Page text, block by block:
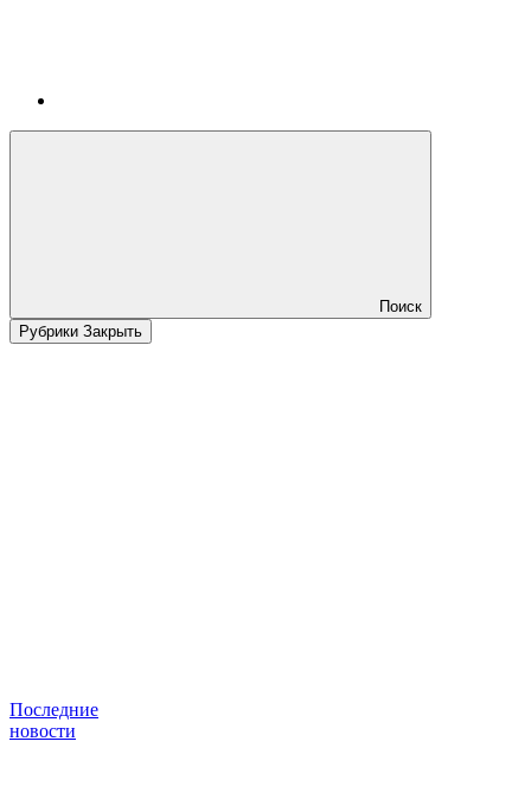
Поиск
Рубрики Закрыть
Последние
новости